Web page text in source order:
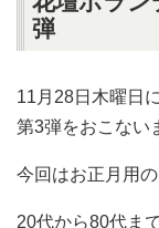
弾
11月28日木曜日
第3弾をおこない
今回はお正月用
20代から80代ま